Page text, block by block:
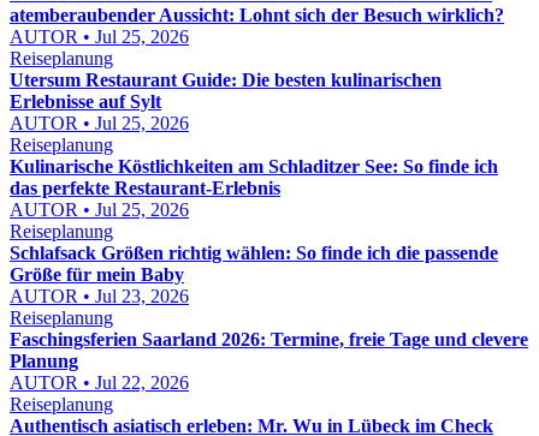
atemberaubender Aussicht: Lohnt sich der Besuch wirklich?
AUTOR • Jul 25, 2026
Reiseplanung
Utersum Restaurant Guide: Die besten kulinarischen
Erlebnisse auf Sylt
AUTOR • Jul 25, 2026
Reiseplanung
Kulinarische Köstlichkeiten am Schladitzer See: So finde ich
das perfekte Restaurant-Erlebnis
AUTOR • Jul 25, 2026
Reiseplanung
Schlafsack Größen richtig wählen: So finde ich die passende
Größe für mein Baby
AUTOR • Jul 23, 2026
Reiseplanung
Faschingsferien Saarland 2026: Termine, freie Tage und clevere
Planung
AUTOR • Jul 22, 2026
Reiseplanung
Authentisch asiatisch erleben: Mr. Wu in Lübeck im Check